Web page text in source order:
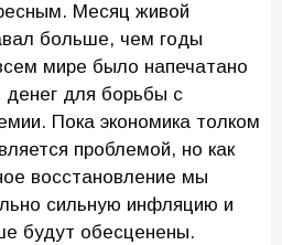
Месяц живой
больше, чем годы
мире было напечатано
денег для борьбы с
Пока экономика толком
проблемой, но как
восстановление мы
сильную инфляцию и
будут обесценены.